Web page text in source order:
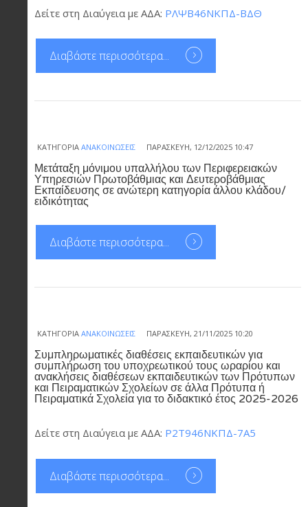
Δείτε στη Διαύγεια με ΑΔΑ: ΡΛΨΒ46ΝΚΠΔ-ΒΔΘ
Διαβάστε περισσότερα...
ΚΑΤΗΓΟΡΊΑ ΑΝΑΚΟΙΝΏΣΕΙΣ ΠΑΡΑΣΚΕΥΉ, 12/12/2025 10:47
Μετάταξη μόνιμου υπαλλήλου των Περιφερειακών
Υπηρεσιών Πρωτοβάθμιας και Δευτεροβάθμιας
Εκπαίδευσης σε ανώτερη κατηγορία άλλου κλάδου/
ειδικότητας
Διαβάστε περισσότερα...
ΚΑΤΗΓΟΡΊΑ ΑΝΑΚΟΙΝΏΣΕΙΣ ΠΑΡΑΣΚΕΥΉ, 21/11/2025 10:20
Συμπληρωματικές διαθέσεις εκπαιδευτικών για
συμπλήρωση του υποχρεωτικού τους ωραρίου και
ανακλήσεις διαθέσεων εκπαιδευτικών των Πρότυπων
και Πειραματικών Σχολείων σε άλλα Πρότυπα ή
Πειραματικά Σχολεία για το διδακτικό έτος 2025-2026
Δείτε στη Διαύγεια με ΑΔΑ: Ρ2Τ946ΝΚΠΔ-7Α5
Διαβάστε περισσότερα...